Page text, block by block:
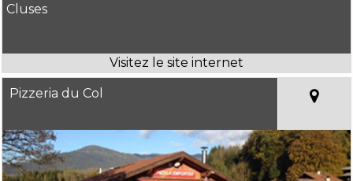
Cluses
Pizzeria du Col